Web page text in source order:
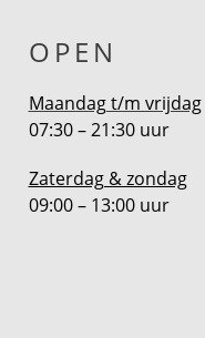
OPEN
Maandag t/m vrijdag
07:30 – 21:30 uur
Zaterdag & zondag
09:00 – 13:00 uur